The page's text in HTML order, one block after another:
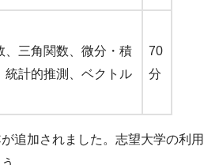
、三角関数、微分・積
統計的推測、ベクトル
70
分
追加されました。志望大学の利用